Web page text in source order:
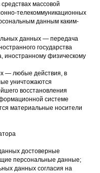
массовой
телекоммуникационных
данным каким-
данных — передача
государства
иностранному физическому
— любые действия, в
уничтожаются
восстановления
системе
материальные носители
достоверные
персональные данные;
данных согласия на